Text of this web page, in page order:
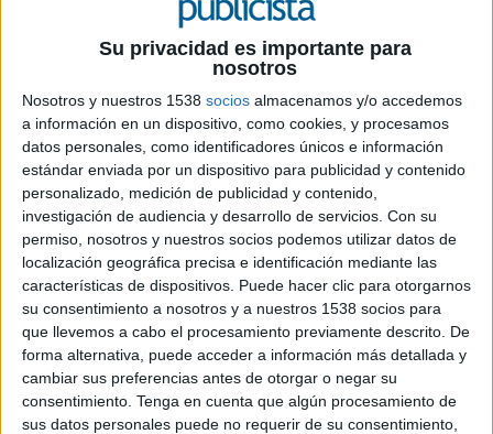
Su privacidad es importante para
nosotros
Nosotros y nuestros 1538 socios almacenamos y/o accedemos
a información en un dispositivo, como cookies, y procesamos
datos personales, como identificadores únicos e información
estándar enviada por un dispositivo para publicidad y contenido
personalizado, medición de publicidad y contenido,
investigación de audiencia y desarrollo de servicios. Con su
permiso, nosotros y nuestros socios podemos utilizar datos de
localización geográfica precisa e identificación mediante las
características de dispositivos. Puede hacer clic para otorgarnos
su consentimiento a nosotros y a nuestros 1538 socios para
que llevemos a cabo el procesamiento previamente descrito. De
forma alternativa, puede acceder a información más detallada y
cambiar sus preferencias antes de otorgar o negar su
consentimiento. Tenga en cuenta que algún procesamiento de
sus datos personales puede no requerir de su consentimiento,
27 DE FEBRERO DE 2024
La escuela de creatividad incorpora a Paula
Cabanillas como directora creativa y
coordinadora de los programas de
creatividad
Como parte del impulso proyectado para 2024 de
laMiami Ad School Madrid, han anunciado la
incorporación de Paula Cabanillas a la dirección
creativa.